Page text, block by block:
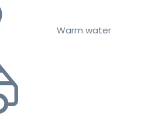
Warm water